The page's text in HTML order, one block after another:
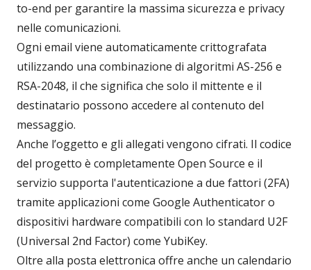
to-end per garantire la massima sicurezza e privacy
nelle comunicazioni.
Ogni email viene automaticamente crittografata
utilizzando una combinazione di algoritmi AS-256 e
RSA-2048, il che significa che solo il mittente e il
destinatario possono accedere al contenuto del
messaggio.
Anche l’oggetto e gli allegati vengono cifrati. Il codice
del progetto è completamente Open Source e il
servizio supporta l'autenticazione a due fattori (2FA)
tramite applicazioni come Google Authenticator o
dispositivi hardware compatibili con lo standard U2F
(Universal 2nd Factor) come YubiKey.
Oltre alla posta elettronica offre anche un calendario